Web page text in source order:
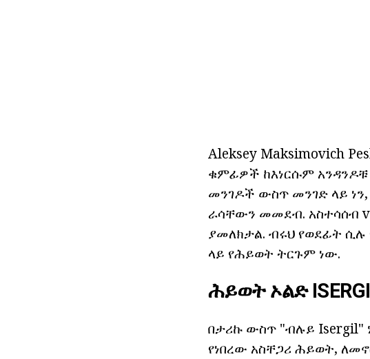
Aleksey Maksimovich
ቁምፊዎች ከእነርሱም
መንገዶች ውስጥ መንገድ ላይ
ራሳቸውን መመደብ. አስተሳሰብ
ያመለክታል. ብሩህ የወደፊት ሲሉ
ላይ የሕይወት ትርጉም ነው.
ሕይወት ኦልድ
በታሪኩ ውስጥ "ብሉይ Isergil"
የነበረው አስቸጋሪ ሕይወት,